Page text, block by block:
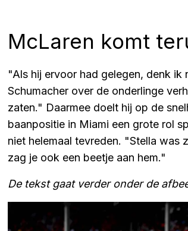
McLaren komt
"Als hij ervoor had gelegen, denk
Schumacher over de onderlinge
zaten." Daarmee doelt hij op de
baanpositie in Miami een grote rol
niet helemaal tevreden. "Stella was
zag je ook een beetje aan hem."
De tekst gaat verder onder de